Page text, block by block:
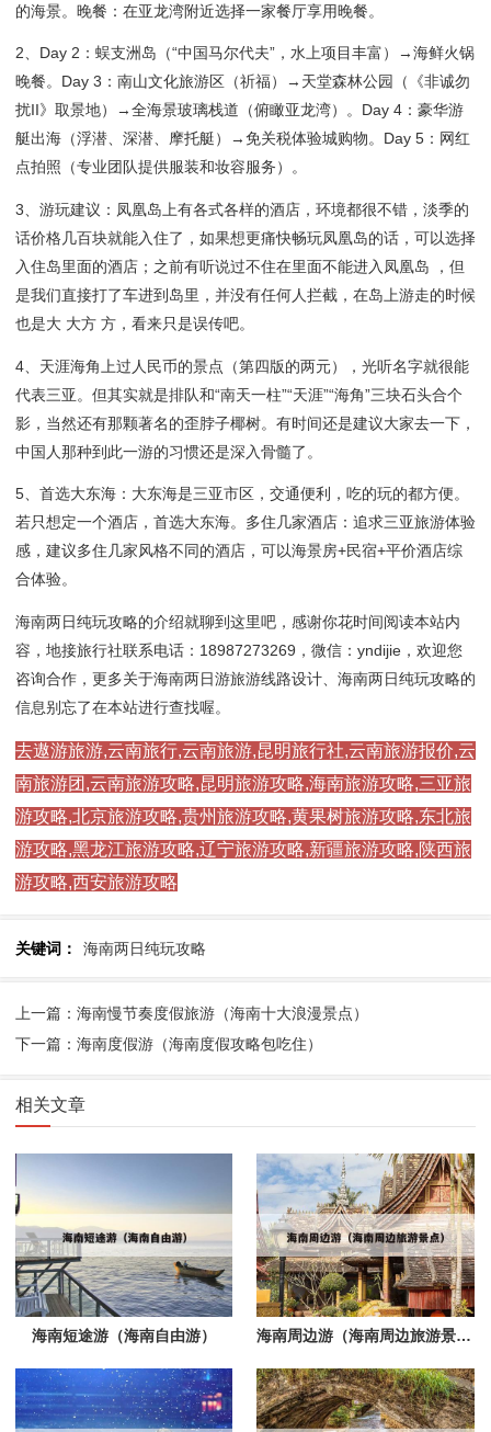
的海景。晚餐：在亚龙湾附近选择一家餐厅享用晚餐。
2、Day 2：蜈支洲岛（“中国马尔代夫”，水上项目丰富）→海鲜火锅
晚餐。Day 3：南山文化旅游区（祈福）→天堂森林公园（《非诚勿
扰II》取景地）→全海景玻璃栈道（俯瞰亚龙湾）。Day 4：豪华游
艇出海（浮潜、深潜、摩托艇）→免关税体验城购物。Day 5：网红
点拍照（专业团队提供服装和妆容服务）。
3、游玩建议：凤凰岛上有各式各样的酒店，环境都很不错，淡季的
话价格几百块就能入住了，如果想更痛快畅玩凤凰岛的话，可以选择
入住岛里面的酒店；之前有听说过不住在里面不能进入凤凰岛 ，但
是我们直接打了车进到岛里，并没有任何人拦截，在岛上游走的时候
也是大 大方 方，看来只是误传吧。
4、天涯海角上过人民币的景点（第四版的两元），光听名字就很能
代表三亚。但其实就是排队和“南天一柱”“天涯”“海角”三块石头合个
影，当然还有那颗著名的歪脖子椰树。有时间还是建议大家去一下，
中国人那种到此一游的习惯还是深入骨髓了。
5、首选大东海：大东海是三亚市区，交通便利，吃的玩的都方便。
若只想定一个酒店，首选大东海。多住几家酒店：追求三亚旅游体验
感，建议多住几家风格不同的酒店，可以海景房+民宿+平价酒店综
合体验。
海南两日纯玩攻略的介绍就聊到这里吧，感谢你花时间阅读本站内
容，地接旅行社联系电话：18987273269，微信：yndijie，欢迎您
咨询合作，更多关于海南两日游旅游线路设计、海南两日纯玩攻略的
信息别忘了在本站进行查找喔。
去遨游旅游,云南旅行,云南旅游,昆明旅行社,云南旅游报价,云
南旅游团,云南旅游攻略,昆明旅游攻略,海南旅游攻略,三亚旅
游攻略,北京旅游攻略,贵州旅游攻略,黄果树旅游攻略,东北旅
游攻略,黑龙江旅游攻略,辽宁旅游攻略,新疆旅游攻略,陕西旅
游攻略,西安旅游攻略
关键词： 海南两日纯玩攻略
上一篇：海南慢节奏度假旅游（海南十大浪漫景点）
下一篇：海南度假游（海南度假攻略包吃住）
相关文章
海南短途游（海南自由游） 海南周边游（海南周边旅游景点）